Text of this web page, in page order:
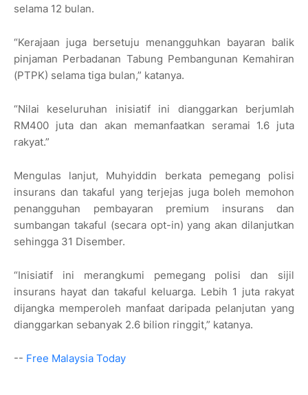
selama 12 bulan.
“Kerajaan juga bersetuju menangguhkan bayaran balik
pinjaman Perbadanan Tabung Pembangunan Kemahiran
(PTPK) selama tiga bulan,” katanya.
“Nilai keseluruhan inisiatif ini dianggarkan berjumlah
RM400 juta dan akan memanfaatkan seramai 1.6 juta
rakyat.”
Mengulas lanjut, Muhyiddin berkata pemegang polisi
insurans dan takaful yang terjejas juga boleh memohon
penangguhan pembayaran premium insurans dan
sumbangan takaful (secara opt-in) yang akan dilanjutkan
sehingga 31 Disember.
“Inisiatif ini merangkumi pemegang polisi dan sijil
insurans hayat dan takaful keluarga. Lebih 1 juta rakyat
dijangka memperoleh manfaat daripada pelanjutan yang
dianggarkan sebanyak 2.6 bilion ringgit,” katanya.
-- Free Malaysia Today